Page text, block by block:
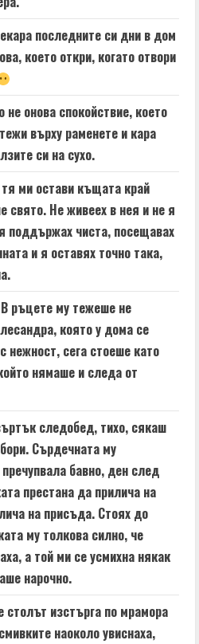
последните си дни в дом
което откри, когато отвори
онова спокойствие, което
върху раменете и кара
си на сухо.
ми остави къщата край
свято. Не живеех в нея и не я
поддържах чиста, посещавах
и я оставях точно така,
ръцете му тежеше не
която у дома се
нежност, сега стоеше като
нямаше и следа от
следобед, тихо, сякаш
Сърдечната му
бавно, ден след
престана да прилича на
на присъда. Стоях до
му толкова силно, че
а той ми се усмихна някак
нарочно.
столът изстърга по мрамора
наоколо увиснаха,